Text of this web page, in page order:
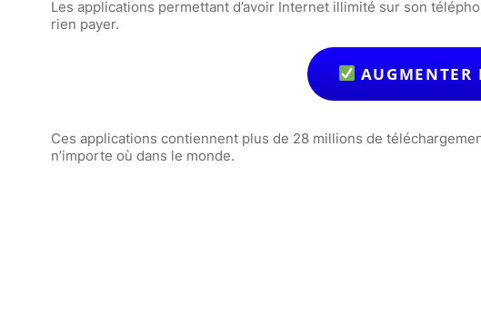
Les applications permettant d’avoir Internet illimité sur son
rien payer.
AUGMENTER
Ces applications contiennent plus de 28 millions de
n’importe où dans le monde.